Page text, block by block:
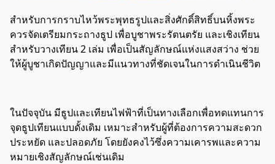
สำหรับการกราบไหว้พระพุทธรูปและสิ่งศักดิ์สิทธิ์บนหิ้งพระ
ควรจัดเตรียมกระถางธูป เพื่อบูชาพระรัตนตรัย และเชิงเทียน
สำหรับวางเทียน 2 เล่ม เพื่อเป็นสัญลักษณ์แห่งแสงสว่าง ช่วย
ให้ผู้บูชาเกิดปัญญาและมีแนวทางที่ชัดเจนในการดำเนินชีวิต
ในปัจจุบัน มีธูปและเทียนไฟฟ้าที่เป็นทางเลือกเพื่อทดแทนการ
จุดธูปเทียนแบบดั้งเดิม เหมาะสำหรับผู้ที่ต้องการความสะดวก
ประหยัด และปลอดภัย โดยยังคงไว้ซึ่งความเคารพและความ
หมายเชิงสัญลักษณ์เช่นเดิม